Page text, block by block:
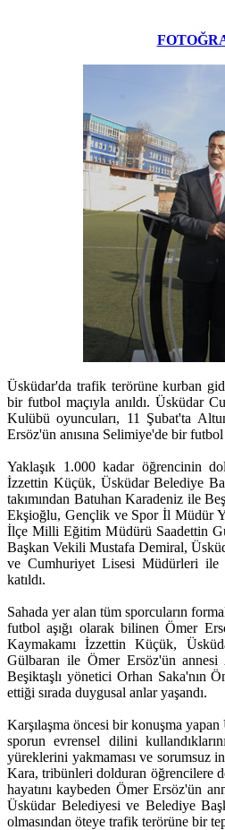
Üsküdar'da trafik terörüne kurban
bir futbol maçıyla anıldı. Üsküdar
Kulübü oyuncuları, 11 Şubat'ta
Ersöz'ün anısına Selimiye'de bir futbol
Yaklaşık 1.000 kadar öğrencinin
İzzettin Küçük, Üsküdar Belediye
takımından Batuhan Karadeniz ile
Ekşioğlu, Gençlik ve Spor İl Müdür
İlçe Milli Eğitim Müdürü Saadettin
Başkan Vekili Mustafa Demiral,
ve Cumhuriyet Lisesi Müdürleri ile
katıldı.
Sahada yer alan tüm sporcuların
futbol aşığı olarak bilinen Ömer
Kaymakamı İzzettin Küçük,
Gülbaran ile Ömer Ersöz'ün
Beşiktaşlı yönetici Orhan Saka'nın
ettiği sırada duygusal anlar yaşandı.
Karşılaşma öncesi bir konuşma
sporun evrensel dilini
yüreklerini yakmaması ve sorumsuz
Kara, tribünleri dolduran öğrencilere
hayatını kaybeden Ömer Ersöz'ün
Üsküdar Belediyesi ve Belediye
olmasından öteye trafik terörüne bir